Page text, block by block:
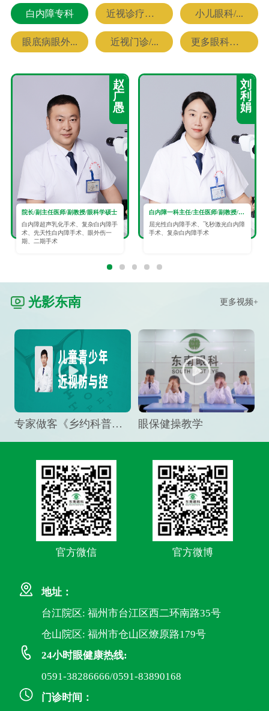
白内障专科 近视诊疗专科 小儿眼科/...
眼底病眼外... 近视门诊/... 更多眼科专家
赵
广
愚
院长/副主任医师/副教授/眼科学硕士
白内障超声乳化手术、复杂白内障手
术、先天性白内障手术、眼外伤一
期、二期手术
刘
利
娟
白内障一科主任/主任医师/副教授/眼科学硕士
屈光性白内障手术、飞秒激光白内障
手术、复杂白内障手术
光影东南 更多视频+
专家做客《乡约科普》栏目，预防孩子近视竟然这么“简单” 眼保健操教学
官方微信 官方微博
地址：
台江院区: 福州市台江区西二环南路35号
仓山院区: 福州市仓山区燎原路179号
24小时眼健康热线:
0591-38286666/0591-83890168
门诊时间：